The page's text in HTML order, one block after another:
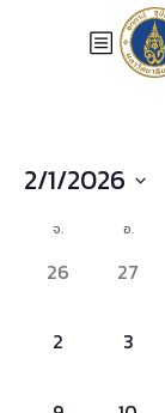
2/1/2026
date.
Calendar
Events
จ. อ.
0
26
0
27
0
2
0
3